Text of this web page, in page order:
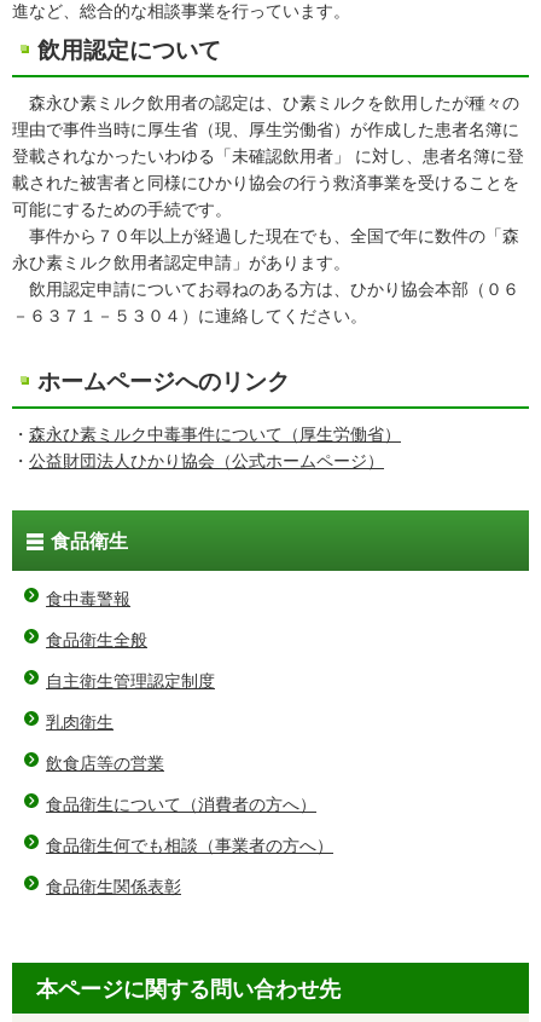
進など、総合的な相談事業を行っています。
飲用認定について
森永ひ素ミルク飲用者の認定は、ひ素ミルクを飲用したが種々の
理由で事件当時に厚生省（現、厚生労働省）が作成した患者名簿に
登載されなかったいわゆる「未確認飲用者」 に対し、患者名簿に登
載された被害者と同様にひかり協会の行う救済事業を受けることを
可能にするための手続です。
事件から７０年以上が経過した現在でも、全国で年に数件の「森
永ひ素ミルク飲用者認定申請」があります。
飲用認定申請についてお尋ねのある方は、ひかり協会本部（０６
－６３７１－５３０４）に連絡してください。
ホームページへのリンク
・ 森永ひ素ミルク中毒事件について（厚生労働省）
・ 公益財団法人ひかり協会（公式ホームページ）
食品衛生
食中毒警報
食品衛生全般
自主衛生管理認定制度
乳肉衛生
飲食店等の営業
食品衛生について（消費者の方へ）
食品衛生何でも相談（事業者の方へ）
食品衛生関係表彰
本ページに関する問い合わせ先